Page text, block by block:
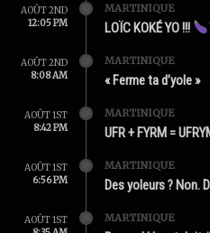
AOÛT 2ND
12:05 PM
MARTINIQUE
LOÏC KOKÉ YO !!!
AOÛT 2ND
8:08 AM
MARTINIQUE
« Ferme ta d’yole »
AOÛT 1ST
8:42 PM
MARTINIQUE
UFR + FYRM =
AOÛT 1ST
6:56 PM
MARTINIQUE
Des yoleurs ? Non.
AOÛT 1ST
MARTINIQUE